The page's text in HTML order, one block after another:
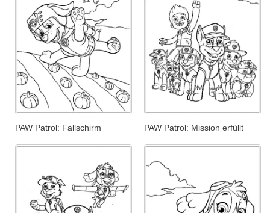
PAW Patrol: Fallschirm PAW Patrol: Mission erfüllt